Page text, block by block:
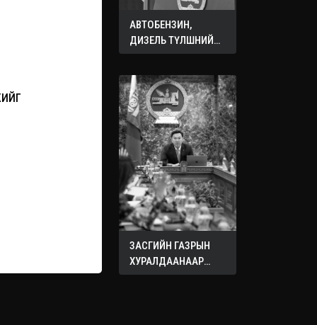
АВТОБЕНЗИН,
ДИЗЕЛЬ ТҮЛШНИЙ
ОНЦГОЙ АЛБАН
ЗАСГИЙН ГАЗРЫН
ХУРАЛДААНААР
ХЭЛЭЛЦЭЖ БУЙ